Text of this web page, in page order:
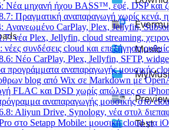
Νέα μηχανή ήχου BASS™, εφέ, DSP και
Πραγματική αναπαραγωγή χωρίς κενά,
Ανανεωμένο CarPlay, Plex, Jellyfin,
νέα Plex, Jellyfin, cloud streaming,
συνδέσεις cloud και επεξήγηση
Νέο CarPlay, Plex, Jellyfin, SFTP,
προγράμματα αναπαραγωγής μουσικής
blog από Wix σε Markdown με
FLAC και DSD χωρίς απώλειες σε
αναπαραγωγής μουσικής στο
Aliyun Drive, Synology, νέα στυλ
στο Setapp Mobile: μουσική cloud για